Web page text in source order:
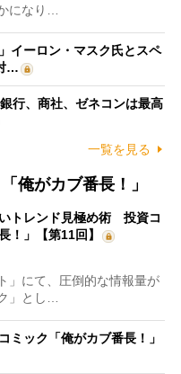
になり…
イーロン・マスク氏とスペ
…
行、商社、ゼネコンは最高
一覧を見る
俺がカブ番長！」
いトレンド見極め術 投資コ
！」【第11回】
」にて、圧倒的な情報量が
」とし…
ック「俺がカブ番長！」